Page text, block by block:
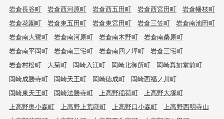
岩倉長谷町
岩倉西河原町 岩倉西五田町 岩倉西宮田町
岩倉幡枝町
岩倉花園町
岩倉東五田町 岩倉東宮田町 岩倉三笠町
岩倉南池田町
岩倉南大鷺町
岩倉南河原町 岩倉南木野町
岩倉南桑原町
岩倉南平岡町
岩倉南三宅町 岩倉南四ノ坪町
岩倉三宅町
岩倉村松町
大菊町 岡崎入江町 岡崎北御所町
岡崎真如堂前町
岡崎成勝寺町
岡崎天王町 岡崎徳成町
岡崎西福ノ川町
岡崎東天王町
岡崎法勝寺町 上高野稲荷町
上高野大塚町
上高野奥小森町
上高野上荒蒔町 上高野口小森町
上高野西明寺山